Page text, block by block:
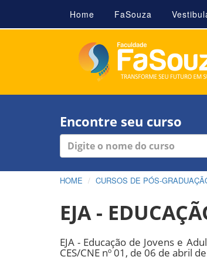
Home FaSouza
Encontre seu curso
HOME CURSOS DE PÓS-
EJA -
EJA - Educação de Jovens e
CES/CNE nº 01, de 06 de abril